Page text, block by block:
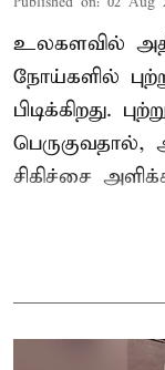
உலகளவில்
நோய்களில்
பிடிக்கிறது.
சிகிச்சை